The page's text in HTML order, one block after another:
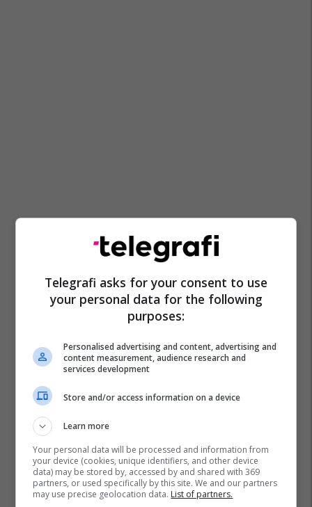
Telegrafi asks for your consent to use
your personal data for the following
purposes:
Personalised advertising and content, advertising and
content measurement, audience research and
services development
Store and/or access information on a device
Learn more
Your personal data will be processed and information from
your device (cookies, unique identifiers, and other device
data) may be stored by, accessed by and shared with 369
partners, or used specifically by this site. We and our partners
may use precise geolocation data. List of partners.